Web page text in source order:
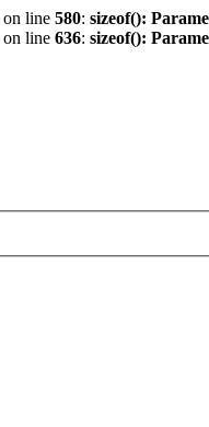
on line 580: sizeof():
on line 636: sizeof():